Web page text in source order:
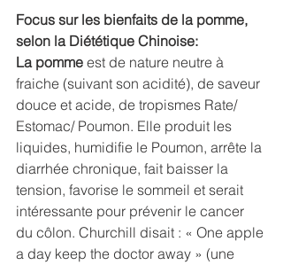
Focus sur les bienfaits de la pomme,
selon la Diététique Chinoise:
La pomme est de nature neutre à
fraiche (suivant son acidité), de saveur
douce et acide, de tropismes Rate/
Estomac/ Poumon. Elle produit les
liquides, humidifie le Poumon, arrête la
diarrhée chronique, fait baisser la
tension, favorise le sommeil et serait
intéressante pour prévenir le cancer
du côlon. Churchill disait : « One apple
a day keep the doctor away » (une